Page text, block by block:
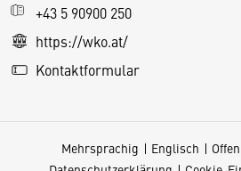
+43 5 90900 250
https://wko.at/
Kontaktformular
Mehrsprachig Englisch
e
S
e